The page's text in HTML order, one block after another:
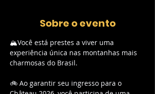
Sobre o evento
🏔️Você está prestes a viver uma
experiência única nas montanhas mais
charmosas do Brasil.
🚲 Ao garantir seu ingresso para o